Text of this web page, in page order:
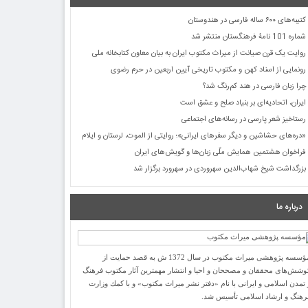
کتیبه‌های ۶۰۰ ساله فارسی در هندوستان
شماره 101 نامۀ فرهنگستان منتشر شد
روایت یک قرن صیانت از میراث مکتوب ایران به بیان معاون کتابخانه ملی
رونمایی از اسناد کهن و مکتوب تاریخی آیین اربعین در حرم رضوی
چرا زبان فارسی در هند کم‌رنگ شد؟
ایران، اتحادیه‌ای بر بنیاد صلح و عشق است
رستاخیز شعر پارسی در رسانه‌های اجتماعی
«دره‌های حشاشین و دیگر سفرهای ایرانی»؛ روایتی از الموت، لرستان و ایلام
فراخوان هشتمین همایش ملّی زبان‌ها و گویش‌های ایران
بزرگداشت شیخ شهاب‌الدین سهروردی در سهرورد برگزار شد
درباره ما
مؤسسه پژوهشی میراث مكتوب در سال 1372 ش به قصد حمایت از
محققان و مصححان و احیا و انتشار مهمترین آثار مكتوب فرهنگ
تمدن اسلامی و ایرانی با نام «دفتر نشر میراث مكتوب» و با كمك وزارت
و ارشاد اسلامی تأسیس شد.